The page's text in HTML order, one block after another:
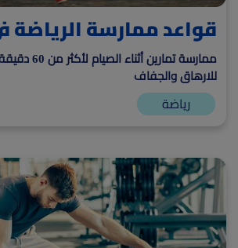
قواعد ممارسة
ممارسة تمارين
للارهاق والجفاف
رياضة